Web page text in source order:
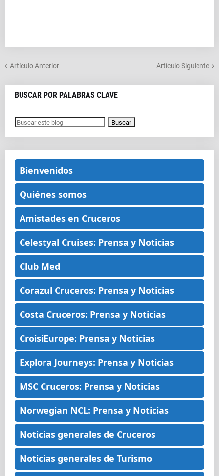
Artículo Anterior Artículo Siguiente
BUSCAR POR PALABRAS CLAVE
Bienvenidos
Quiénes somos
Amistades en Cruceros
Celestyal Cruises: Prensa y Noticias
Club Med
Corazul Cruceros: Prensa y Noticias
Costa Cruceros: Prensa y Noticias
CroisiEurope: Prensa y Noticias
Explora Journeys: Prensa y Noticias
MSC Cruceros: Prensa y Noticias
Norwegian NCL: Prensa y Noticias
Noticias generales de Cruceros
Noticias generales de Turismo